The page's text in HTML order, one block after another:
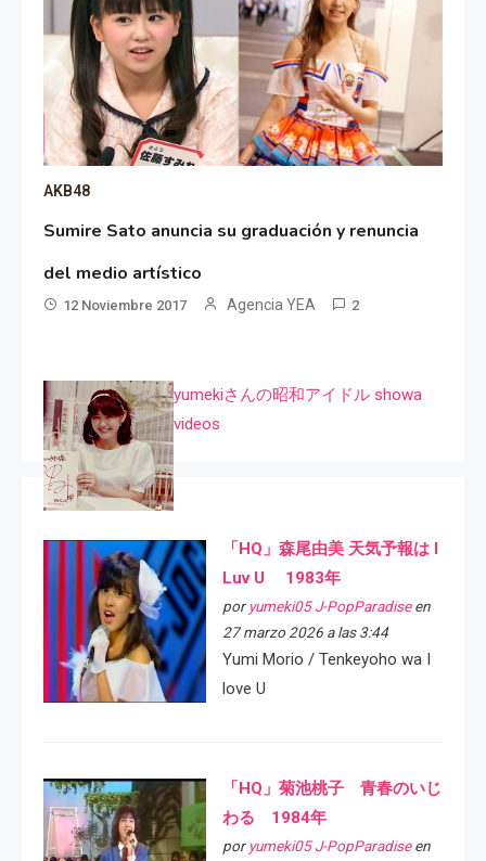
AKB48
Sumire Sato anuncia su graduación y renuncia
del medio artístico
12 Noviembre 2017 Agencia YEA 2
yumekiさんの昭和アイドル showa
videos
「HQ」森尾由美 天気予報は I
Luv U 1983年
por yumeki05 J-PopParadiseen
27 marzo 2026 a las 3:44
Yumi Morio / Tenkeyoho wa I
love U
「HQ」菊池桃子 青春のいじ
わる 1984年
por yumeki05 J-PopParadiseen